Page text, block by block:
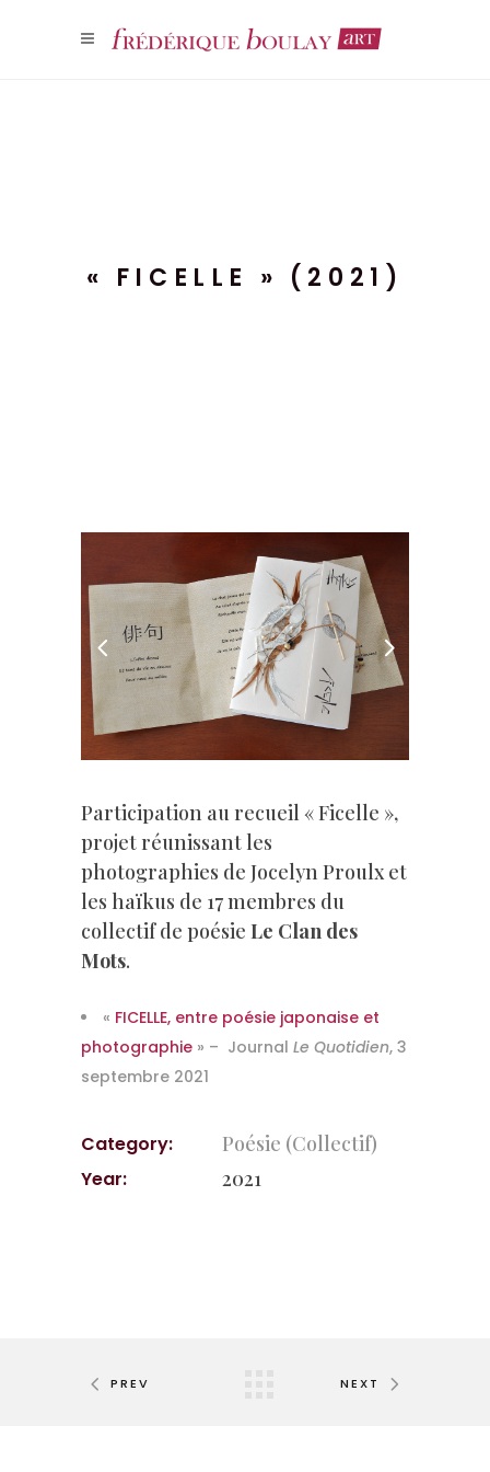
« FICELLE » (2021)
Participation au recueil « Ficelle »,
projet réunissant les
photographies de Jocelyn Proulx et
les haïkus de 17 membres du
collectif de poésie Le Clan des
Mots.
« FICELLE, entre poésie japonaise et
photographie » – Journal Le Quotidien, 3
septembre 2021
Category: Poésie (Collectif)
Year: 2021
PREV NEXT